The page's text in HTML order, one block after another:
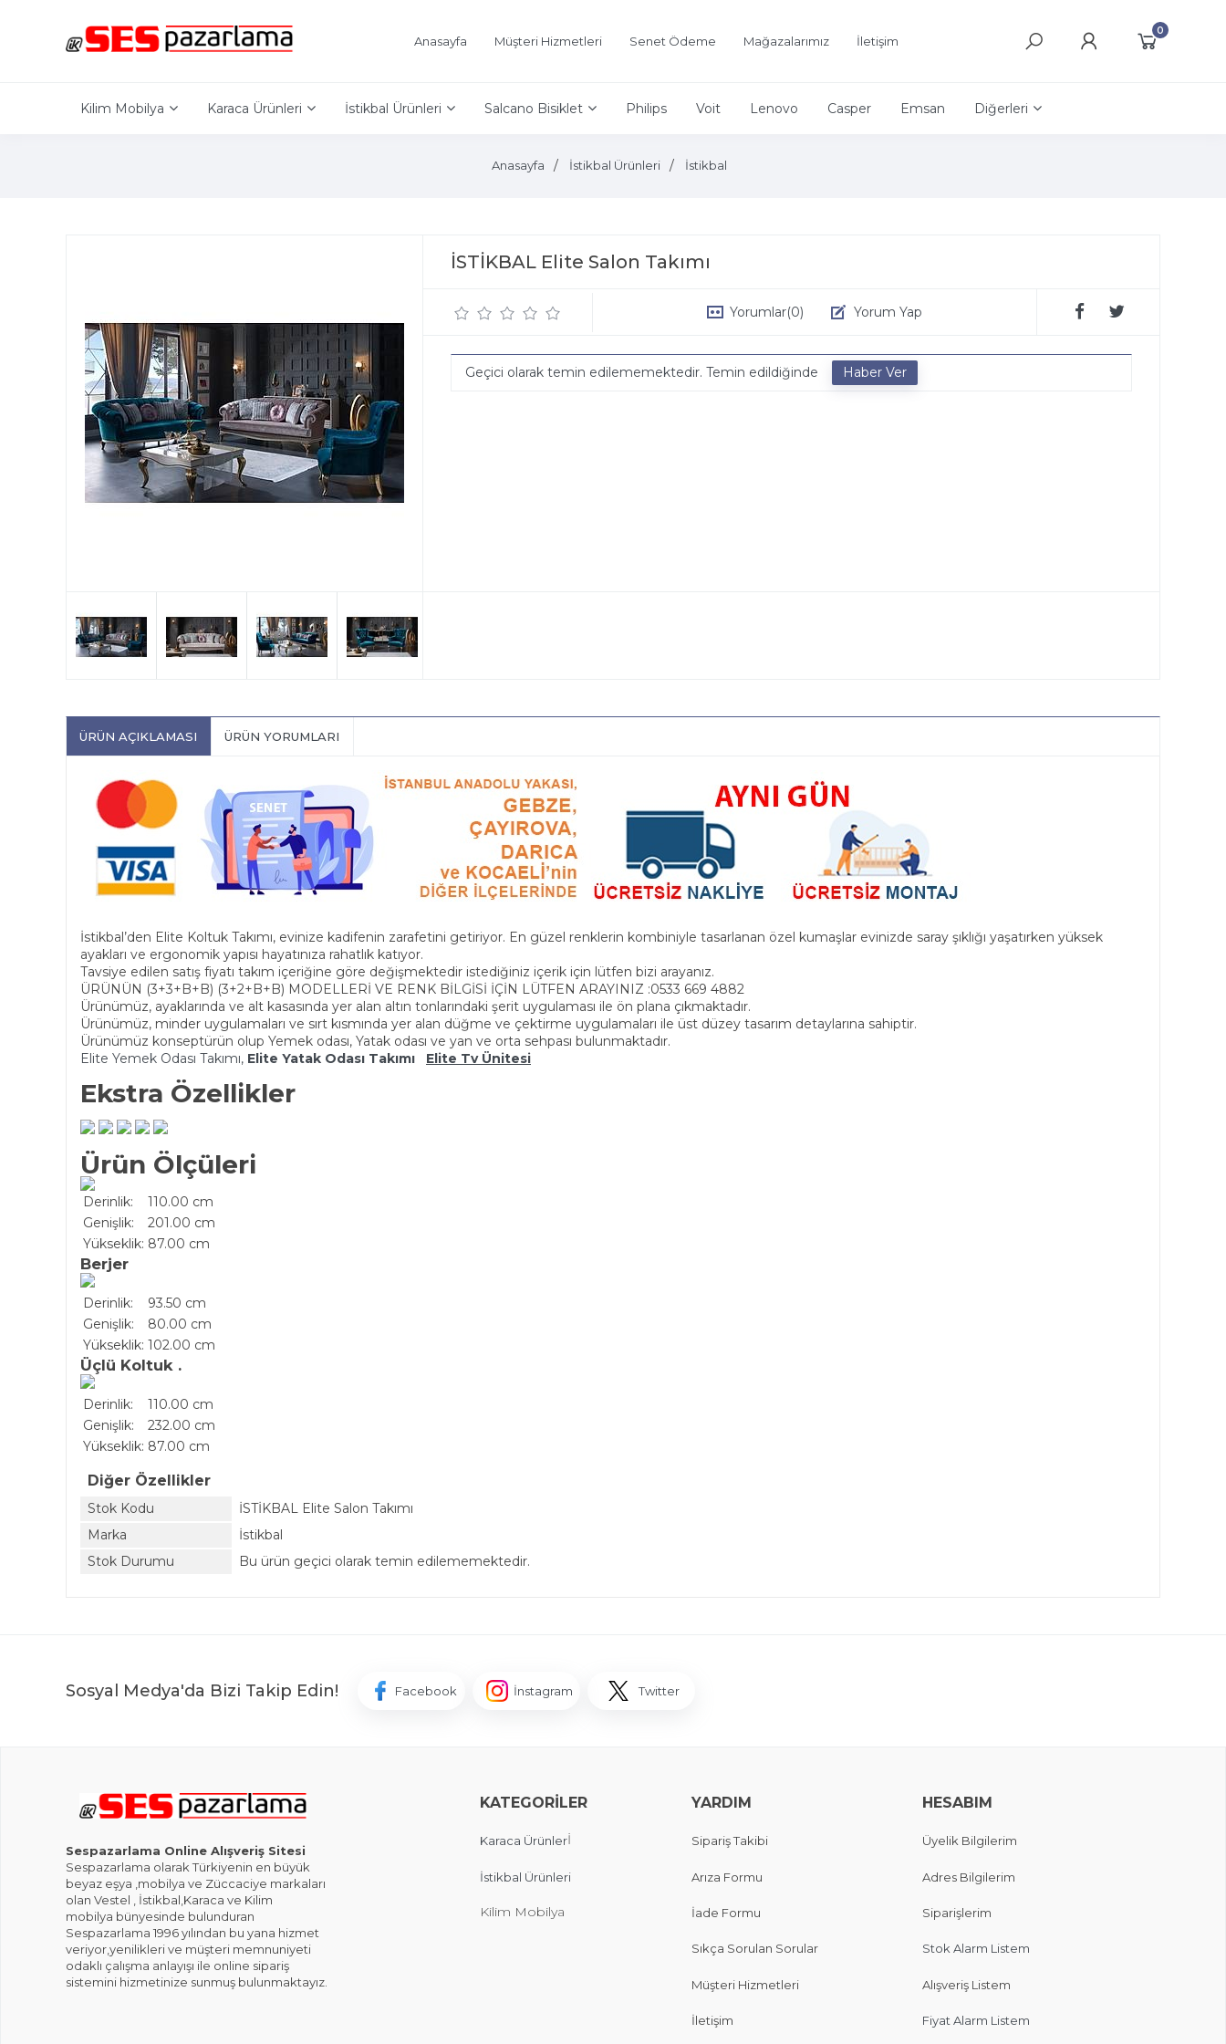
Anasayfa Müşteri Hizmetleri Senet Ödeme Mağazalarımız İletişim
0
Kilim Mobilya Karaca Ürünleri İstikbal Ürünleri Salcano Bisiklet Philips Voit Lenovo Casper Emsan Diğerleri
Anasayfa İstikbal Ürünleri İstikbal
İSTİKBAL Elite Salon Takımı
Yorumlar(0) Yorum Yap
Geçici olarak temin edilememektedir. Temin edildiğinde
ÜRÜN AÇIKLAMASI ÜRÜN YORUMLARI
İstikbal’den Elite Koltuk Takımı, evinize kadifenin zarafetini getiriyor. En güzel renklerin kombiniyle tasarlanan özel kumaşlar evinizde saray şıklığı yaşatırken yüksek
ayakları ve ergonomik yapısı hayatınıza rahatlık katıyor.
Tavsiye edilen satış fiyatı takım içeriğine göre değişmektedir istediğiniz içerik için lütfen bizi arayanız.
ÜRÜNÜN (3+3+B+B) (3+2+B+B) MODELLERİ VE RENK BİLGİSİ İÇİN LÜTFEN ARAYINIZ :0533 669 4882
Ürünümüz, ayaklarında ve alt kasasında yer alan altın tonlarındaki şerit uygulaması ile ön plana çıkmaktadır.
Ürünümüz, minder uygulamaları ve sırt kısmında yer alan düğme ve çektirme uygulamaları ile üst düzey tasarım detaylarına sahiptir.
Ürünümüz konseptürün olup Yemek odası, Yatak odası ve yan ve orta sehpası bulunmaktadır.
Elite Yemek Odası Takımı, Elite Yatak Odası Takımı Elite Tv Ünitesi
Ekstra Özellikler
Ürün Ölçüleri
Derinlik:
110.00 cm
Genişlik:
201.00 cm
Yükseklik: 87.00 cm
Berjer
Derinlik:
93.50 cm
Genişlik:
80.00 cm
Yükseklik: 102.00 cm
Üçlü Koltuk .
Derinlik:
110.00 cm
Genişlik:
232.00 cm
Yükseklik: 87.00 cm
Diğer Özellikler
Stok Kodu
İSTİKBAL Elite Salon Takımı
Marka
İstikbal
Stok Durumu
Bu ürün geçici olarak temin edilememektedir.
Sosyal Medya'da Bizi Takip Edin! Facebook İnstagram Twitter
Sespazarlama Online Alışveriş Sitesi
Sespazarlama olarak Türkiyenin en büyük
beyaz eşya ,mobilya ve Züccaciye markaları
olan Vestel , İstikbal,Karaca ve Kilim
mobilya bünyesinde bulunduran
Sespazarlama 1996 yılından bu yana hizmet
veriyor,yenilikleri ve müşteri memnuniyeti
odaklı çalışma anlayışı ile online sipariş
sistemini hizmetinize sunmuş bulunmaktayız.
KATEGORİLER
Karaca Ürünlerİ
İstikbal Ürünleri
Kilim Mobilya
YARDIM
Sipariş Takibi
Arıza Formu
İade Formu
Sıkça Sorulan Sorular
Müşteri Hizmetleri
İletişim
HESABIM
Üyelik Bilgilerim
Adres Bilgilerim
Siparişlerim
Stok Alarm Listem
Alışveriş Listem
Fiyat Alarm Listem